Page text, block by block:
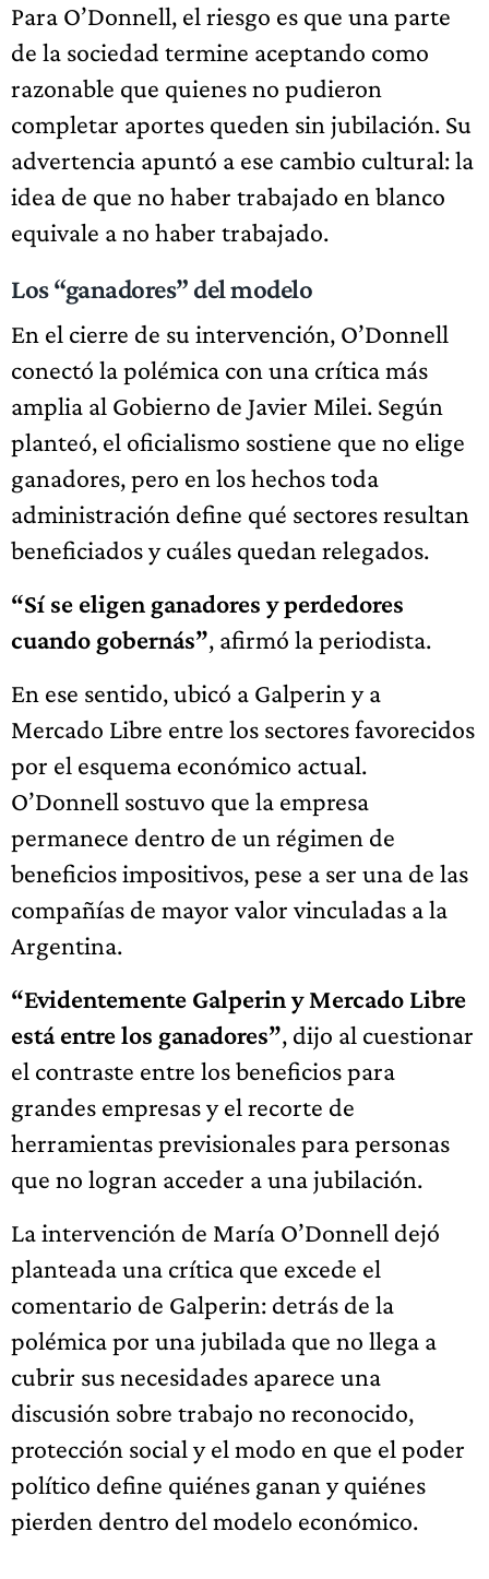
Para O’Donnell, el riesgo es que una parte
de la sociedad termine aceptando como
razonable que quienes no pudieron
completar aportes queden sin jubilación. Su
advertencia apuntó a ese cambio cultural: la
idea de que no haber trabajado en blanco
equivale a no haber trabajado.
Los “ganadores” del modelo
En el cierre de su intervención, O’Donnell
conectó la polémica con una crítica más
amplia al Gobierno de Javier Milei. Según
planteó, el oficialismo sostiene que no elige
ganadores, pero en los hechos toda
administración define qué sectores resultan
beneficiados y cuáles quedan relegados.
“Sí se eligen ganadores y perdedores
cuando gobernás”, afirmó la periodista.
En ese sentido, ubicó a Galperin y a
Mercado Libre entre los sectores favorecidos
por el esquema económico actual.
O’Donnell sostuvo que la empresa
permanece dentro de un régimen de
beneficios impositivos, pese a ser una de las
compañías de mayor valor vinculadas a la
Argentina.
“Evidentemente Galperin y Mercado Libre
está entre los ganadores”, dijo al cuestionar
el contraste entre los beneficios para
grandes empresas y el recorte de
herramientas previsionales para personas
que no logran acceder a una jubilación.
La intervención de María O’Donnell dejó
planteada una crítica que excede el
comentario de Galperin: detrás de la
polémica por una jubilada que no llega a
cubrir sus necesidades aparece una
discusión sobre trabajo no reconocido,
protección social y el modo en que el poder
político define quiénes ganan y quiénes
pierden dentro del modelo económico.